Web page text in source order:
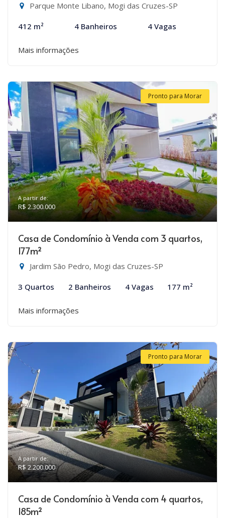
Parque Monte Libano, Mogi das Cruzes-SP
412 m² 4 Banheiros 4 Vagas
Mais informações
Pronto para Morar
A partir de:
R$ 2.300.000
Casa de Condomínio à Venda com 3 quartos,
177m²
Jardim São Pedro, Mogi das Cruzes-SP
3 Quartos 2 Banheiros 4 Vagas 177 m²
Mais informações
Pronto para Morar
A partir de:
R$ 2.200.000
Casa de Condomínio à Venda com 4 quartos,
185m²